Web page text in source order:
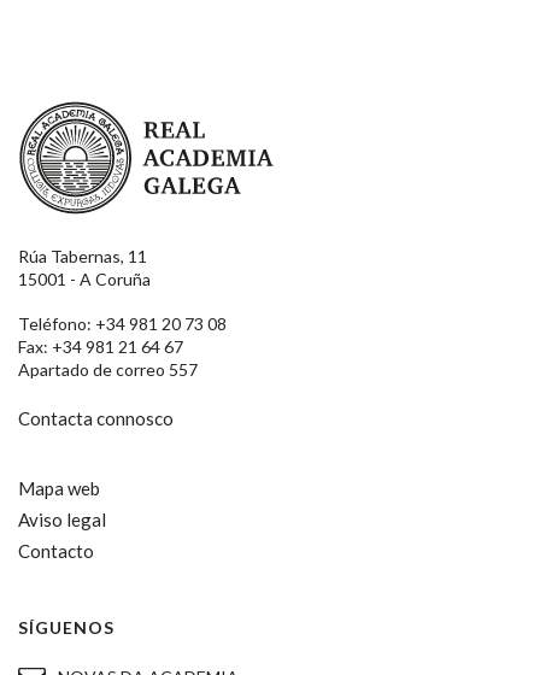
Real Academia Galega
Rúa Tabernas, 11
15001 - A Coruña
Teléfono: +34 981 20 73 08
Fax: +34 981 21 64 67
Apartado de correo 557
Contacta connosco
Mapa web
Aviso legal
Contacto
SÍGUENOS